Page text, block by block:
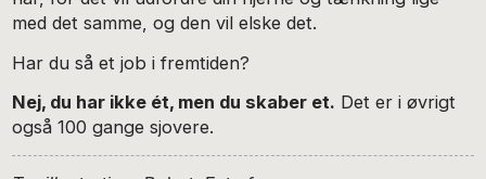
med det samme, og den vil elske det.
Har du så et job i fremtiden?
Nej, du har ikke ét, men du skaber et. Det er i øvrigt
også 100 gange sjovere.